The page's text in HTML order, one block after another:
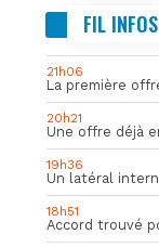
FIL INFOS
21h06
20h21
19h36
Un latéral
18h51